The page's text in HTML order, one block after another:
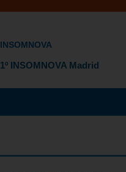
INSOMNOVA
1º INSOMNOVA Madrid